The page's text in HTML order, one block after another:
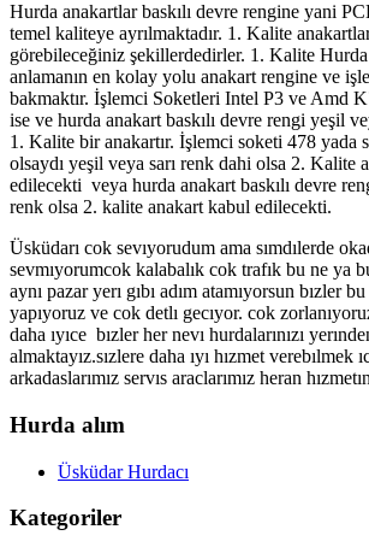
Hurda anakartlar baskılı devre rengine yani
temel kaliteye ayrılmaktadır. 1. Kalite anakartlar
görebileceğiniz şekillerdedirler. 1. Kalite Hurda
anlamanın en kolay yolu anakart rengine ve
bakmaktır. İşlemci Soketleri Intel P3 ve Amd
ise ve hurda anakart baskılı devre rengi yeşil
1. Kalite bir anakartır. İşlemci soketi 478 yada
olsaydı yeşil veya sarı renk dahi olsa 2. Kalite
edilecekti veya hurda anakart baskılı devre
renk olsa 2. kalite anakart kabul edilecekti.
Üsküdarı cok sevıyorudum ama sımdılerde
sevmıyorumcok kalabalık cok trafık bu ne ya
aynı pazar yerı gıbı adım atamıyorsun bızler
yapıyoruz ve cok detlı gecıyor. cok
daha ıyıce bızler her nevı hurdalarınızı
almaktayız.sızlere daha ıyı hızmet verebılmek
arkadaslarımız servıs araclarımız heran
Hurda alım
Üsküdar Hurdacı
Kategoriler